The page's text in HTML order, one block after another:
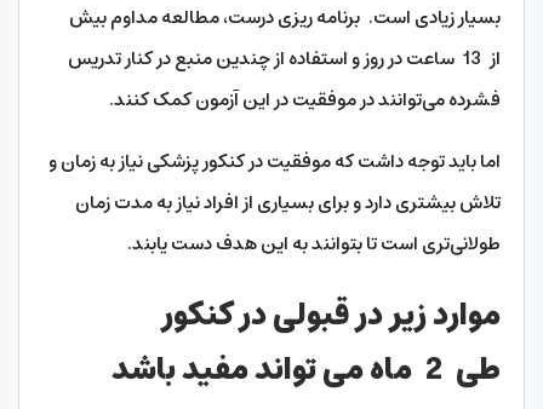
بسیار زیادی است. برنامه ریزی درست، مطالعه مداوم بیش
از 13 ساعت در روز و استفاده از چندین منبع در کنار تدریس
فشرده می‌توانند در موفقیت در این آزمون کمک کنند.
اما باید توجه داشت که موفقیت در کنکور پزشکی نیاز به زمان و
تلاش بیشتری دارد و برای بسیاری از افراد نیاز به مدت زمان
طولانی‌تری است تا بتوانند به این هدف دست یابند.
موارد زیر در قبولی در کنکور
طی 2 ماه می تواند مفید باشد